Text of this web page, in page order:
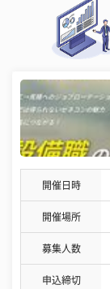
開催日時
開催場所
募集人数
申込締切